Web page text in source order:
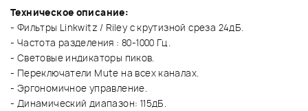
Техническое описание:
- Фильтры Linkwitz / Riley с крутизной среза 24дБ.
- Частота разделения : 80-1000 Гц.
- Световые индикаторы пиков.
- Переключатели Mute на всех каналах.
- Эргономичное управление.
- Динамический диапазон: 115дБ.